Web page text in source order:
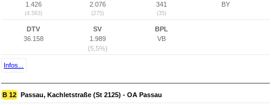
1.426
(4.583)
2.076
(275)
341
(35)
BY
DTV
36.158
SV
1.989
(5,5%)
BPL
VB
Infos...
B 12 Passau, Kachletstraße (St 2125) - OA Passau